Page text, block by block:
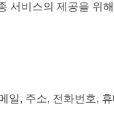
서비스의 제공을 위
일, 주소, 전화번호,